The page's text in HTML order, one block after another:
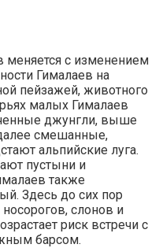
меняется с изменением
Гималаев на
пейзажей, животного
малых Гималаев
джунгли, выше
смешанные,
альпийские луга.
пустыни и
также
Здесь до сих пор
слонов и
риск встречи с
барсом.